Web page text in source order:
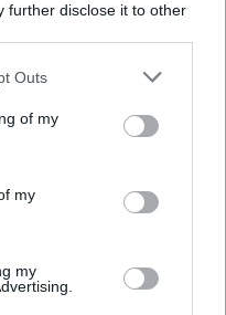
further disclose it to other
one or more Google
You may click to
its third-party tags to
in below Google
Outs
of my
my
my